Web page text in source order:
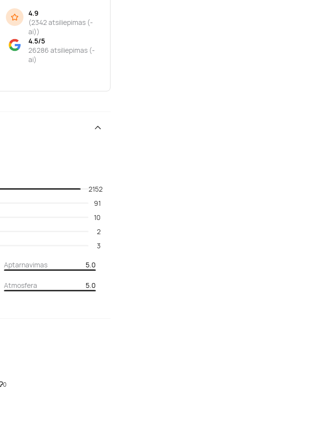
4.9
(2342 atsiliepimas (-
ai))
4.5/5
26286 atsiliepimas (-
ai)
2152
91
10
2
3
Aptarnavimas 5.0
Atmosfera 5.0
0